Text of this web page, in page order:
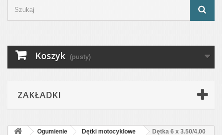
Koszyk (pusty)
ZAKŁADKI
Ogumienie Dętki motocyklowe
Dętka 6 x 3.50/4,00